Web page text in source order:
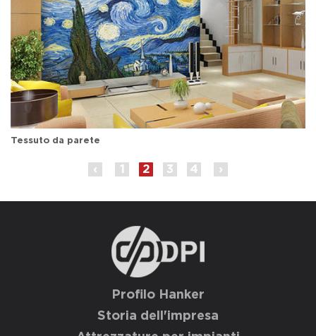
Tessuto da parete
‹ 1 2 3 4 ›
Profilo Hanker
Storia dell'impresa